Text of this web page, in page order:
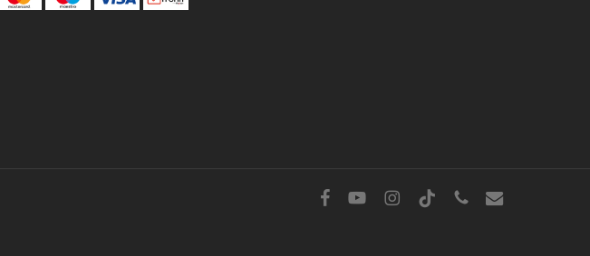
facebookyoutubeinstagram
tiktok phoneemail